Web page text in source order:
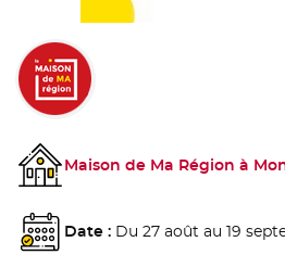
Maison de Ma Région à
Date : Du 27 août au 19